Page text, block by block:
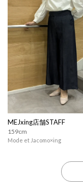
MEJxing店舗STAFF
159cm
Mode et Jacomo×ing